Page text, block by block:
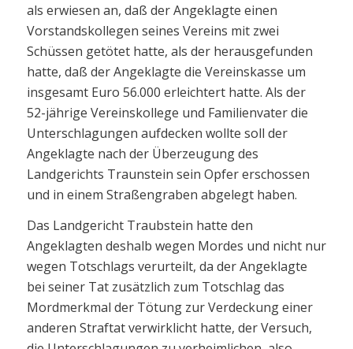
als erwiesen an, daß der Angeklagte einen
Vorstandskollegen seines Vereins mit zwei
Schüssen getötet hatte, als der herausgefunden
hatte, daß der Angeklagte die Vereinskasse um
insgesamt Euro 56.000 erleichtert hatte. Als der
52-jährige Vereinskollege und Familienvater die
Unterschlagungen aufdecken wollte soll der
Angeklagte nach der Überzeugung des
Landgerichts Traunstein sein Opfer erschossen
und in einem Straßengraben abgelegt haben.
Das Landgericht Traubstein hatte den
Angeklagten deshalb wegen Mordes und nicht nur
wegen Totschlags verurteilt, da der Angeklagte
bei seiner Tat zusätzlich zum Totschlag das
Mordmerkmal der Tötung zur Verdeckung einer
anderen Straftat verwirklicht hatte, der Versuch,